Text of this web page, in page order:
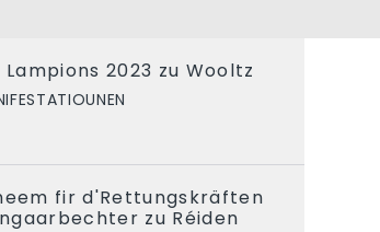
Lampions 2023 zu Wooltz
fir d'Rettungskräften
zu Réiden